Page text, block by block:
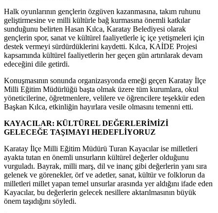
Halk oyunlarının gençlerin özgüven kazanmasına, takım ruhunu
geliştirmesine ve milli kültürle bağ kurmasına önemli katkılar
sunduğunu belirten Hasan Kılca, Karatay Belediyesi olarak
gençlerin spor, sanat ve kültürel faaliyetlerle iç içe yetişmeleri için
destek vermeyi sürdürdüklerini kaydetti. Kılca, KAİDE Projesi
kapsamında kültürel faaliyetlerin her geçen gün artırılarak devam
edeceğini dile getirdi.
Konuşmasının sonunda organizasyonda emeği geçen Karatay İlçe
Milli Eğitim Müdürlüğü başta olmak üzere tüm kurumlara, okul
yöneticilerine, öğretmenlere, velilere ve öğrencilere teşekkür eden
Başkan Kılca, etkinliğin hayırlara vesile olmasını temenni etti.
KAYACILAR: KÜLTÜREL DEĞERLERİMİZİ
GELECEĞE TAŞIMAYI HEDEFLİYORUZ
Karatay İlçe Milli Eğitim Müdürü Turan Kayacılar ise milletleri
ayakta tutan en önemli unsurların kültürel değerler olduğunu
vurguladı. Bayrak, milli marş, dil ve inanç gibi değerlerin yanı sıra
gelenek ve görenekler, örf ve adetler, sanat, kültür ve folklorun da
milletleri millet yapan temel unsurlar arasında yer aldığını ifade eden
Kayacılar, bu değerlerin gelecek nesillere aktarılmasının büyük
önem taşıdığını söyledi.